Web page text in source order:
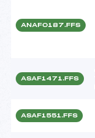
ANAF0187.FFS
ASAF1471.FFS
ASAF1551.FFS